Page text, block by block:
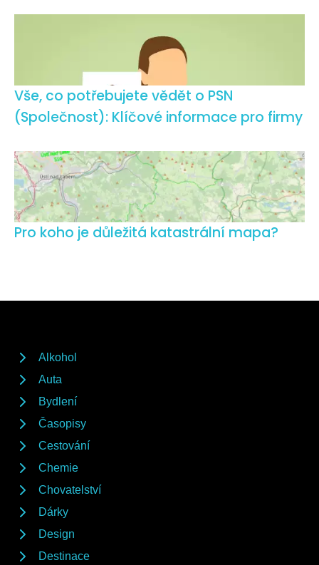
Vše, co potřebujete vědět o PSN
(Společnost): Klíčové informace pro firmy
Pro koho je důležitá katastrální mapa?
Alkohol
Auta
Bydlení
Časopisy
Cestování
Chemie
Chovatelství
Dárky
Design
Destinace